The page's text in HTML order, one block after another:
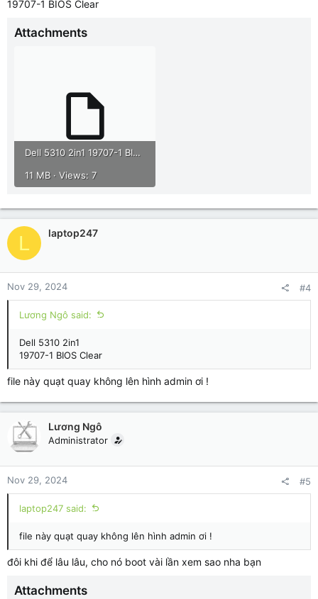
19707-1 BIOS Clear
Attachments
Dell 5310 2in1 19707-1 BIOS Clear.rar
11 MB · Views: 7
L laptop247
Nov 29, 2024 #4
Lương Ngô said:
Dell 5310 2in1
19707-1 BIOS Clear
file này quạt quay không lên hình admin ơi !
Lương Ngô
Administrator
Nov 29, 2024 #5
laptop247 said:
file này quạt quay không lên hình admin ơi !
đôi khi để lâu lâu, cho nó boot vài lần xem sao nha bạn
Attachments